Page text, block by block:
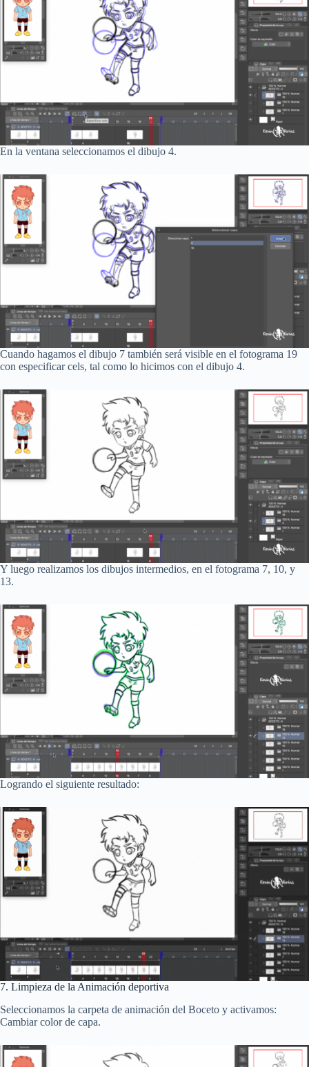
En la ventana seleccionamos el dibujo 4.
Cuando hagamos el dibujo 7 también será visible en el fotograma 19
con especificar cels, tal como lo hicimos con el dibujo 4.
Y luego realizamos los dibujos intermedios, en el fotograma 7, 10, y
13.
Logrando el siguiente resultado:
7. Limpieza de la Animación deportiva
Seleccionamos la carpeta de animación del Boceto y activamos:
Cambiar color de capa.